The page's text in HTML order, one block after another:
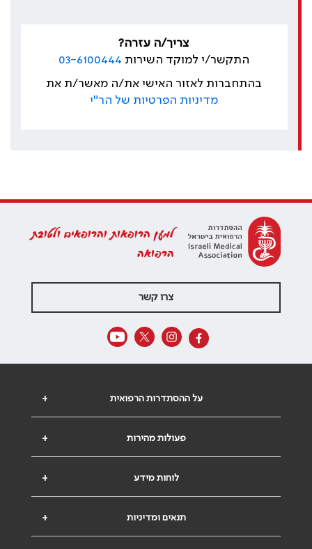
צריך/ה עזרה?
התקשר/י למוקד השירות 03-6100444
בהתחברות לאזור האישי את/ה מאשר/ת את
מדיניות הפרטיות של הר"י
למען הרופאות והרופאים ולטובת
הרפואה
צרו קשר
+ על ההסתדרות הרפואית
+ פעולות מהירות
+ לוחות מידע
+ תנאים ומדיניות